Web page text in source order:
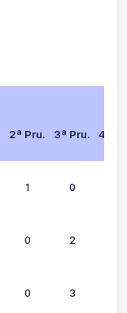
2ª Pru. 3ª Pru. 4ª
1 0
0 2
0 3